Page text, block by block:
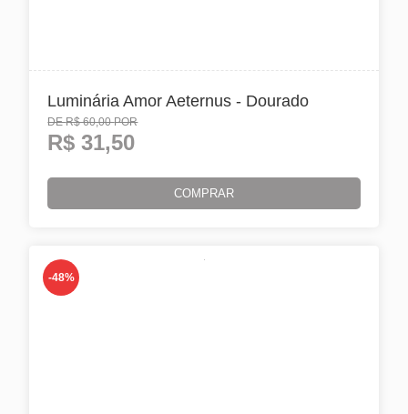
Luminária Amor Aeternus - Dourado
DER$ 60,00POR
R$ 31,50
COMPRAR
-48%